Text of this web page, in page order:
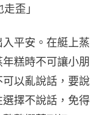
歪」
平安。在艇上蒸
糕時不可讓小朋
以亂說話，要說
擇不說話，免得